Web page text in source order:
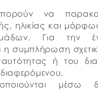
να
ηλικίας και
Για την
η συμπλήρωση
ή του
μέσω